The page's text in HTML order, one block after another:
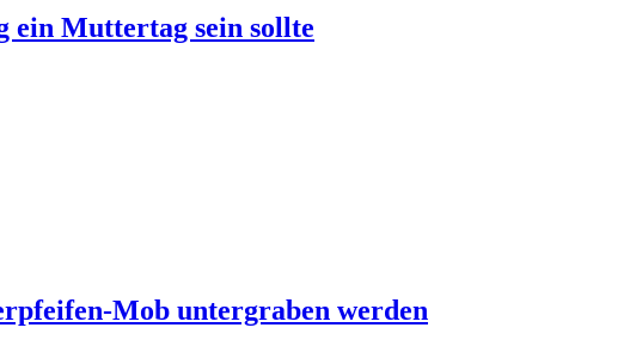
ein Muttertag sein sollte
Mob untergraben werden